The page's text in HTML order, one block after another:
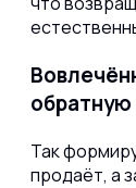
обратную
Так
продаёт, а